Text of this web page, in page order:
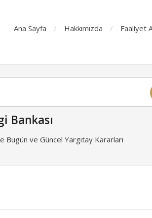
Ana Sayfa Hakkımızda Faaliyet
Bankası
ve Güncel Yargıtay Kararları